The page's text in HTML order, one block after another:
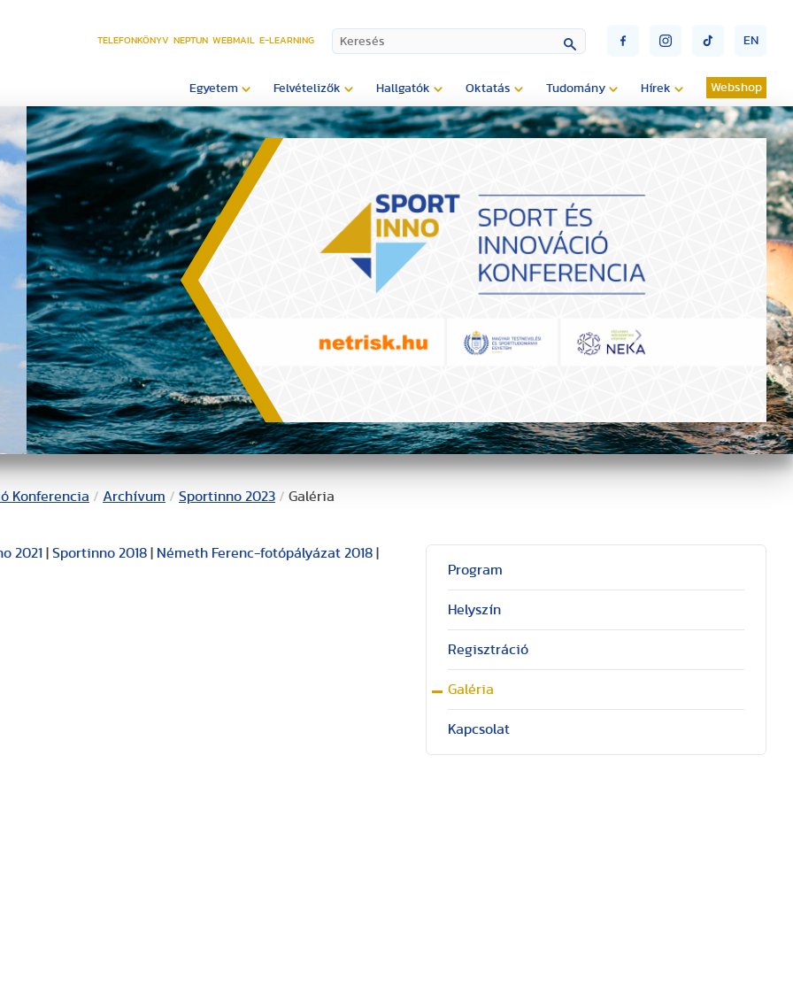
TELEFONKÖNYV NEPTUN WEBMAIL E-LEARNING EN
Egyetem Felvételizők Hallgatók Oktatás Tudomány Hírek Webshop
Konferencia / Archívum / Sportinno 2023 / Galéria
2021 Sportinno 2018 Németh Ferenc-fotópályázat 2018
Program
Helyszín
Regisztráció
Galéria
Kapcsolat